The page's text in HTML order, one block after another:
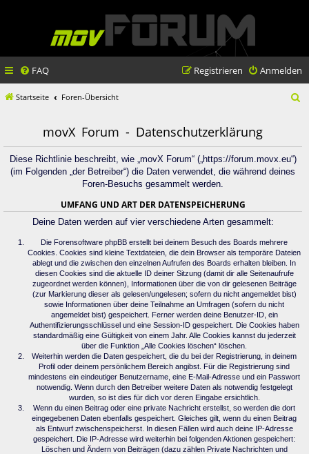
FAQ Anmelden
Registrieren
Startseite Foren-Übersicht
movX Forum - Datenschutzerklärung
Diese Richtlinie beschreibt, wie „movX Forum“ („https://forum.movx.eu“)
(im Folgenden „der Betreiber“) die Daten verwendet, die während deines
Foren-Besuchs gesammelt werden.
UMFANG UND ART DER DATENSPEICHERUNG
Deine Daten werden auf vier verschiedene Arten gesammelt:
Die Forensoftware phpBB erstellt bei deinem Besuch des Boards mehrere
Cookies. Cookies sind kleine Textdateien, die dein Browser als temporäre Dateien
ablegt und die zwischen den einzelnen Aufrufen des Boards erhalten bleiben. In
diesen Cookies sind die aktuelle ID deiner Sitzung (damit dir alle Seitenaufrufe
zugeordnet werden können), Informationen über die von dir gelesenen Beiträge
(zur Markierung dieser als gelesen/ungelesen; sofern du nicht angemeldet bist)
sowie Informationen über deine Teilnahme an Umfragen (sofern du nicht
angemeldet bist) gespeichert. Ferner werden deine Benutzer-ID, ein
Authentifizierungsschlüssel und eine Session-ID gespeichert. Die Cookies haben
standardmäßig eine Gültigkeit von einem Jahr. Alle Cookies kannst du jederzeit
über die Funktion „Alle Cookies löschen“ löschen.
Weiterhin werden die Daten gespeichert, die du bei der Registrierung, in deinem
Profil oder deinem persönlichem Bereich angibst. Für die Registrierung sind
mindestens ein eindeutiger Benutzername, eine E-Mail-Adresse und ein Passwort
notwendig. Wenn durch den Betreiber weitere Daten als notwendig festgelegt
wurden, so ist dies für dich vor deren Eingabe ersichtlich.
Wenn du einen Beitrag oder eine private Nachricht erstellst, so werden die dort
eingegebenen Daten ebenfalls gespeichert. Gleiches gilt, wenn du einen Beitrag
als Entwurf zwischenspeicherst. In diesen Fällen wird auch deine IP-Adresse
gespeichert. Die IP-Adresse wird weiterhin bei folgenden Aktionen gespeichert:
Löschen und Ändern von Beiträgen (dazu zählen Private Nachrichten und